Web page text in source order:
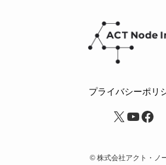
プライバシーポリ
X
©株式会社アクト・ノ